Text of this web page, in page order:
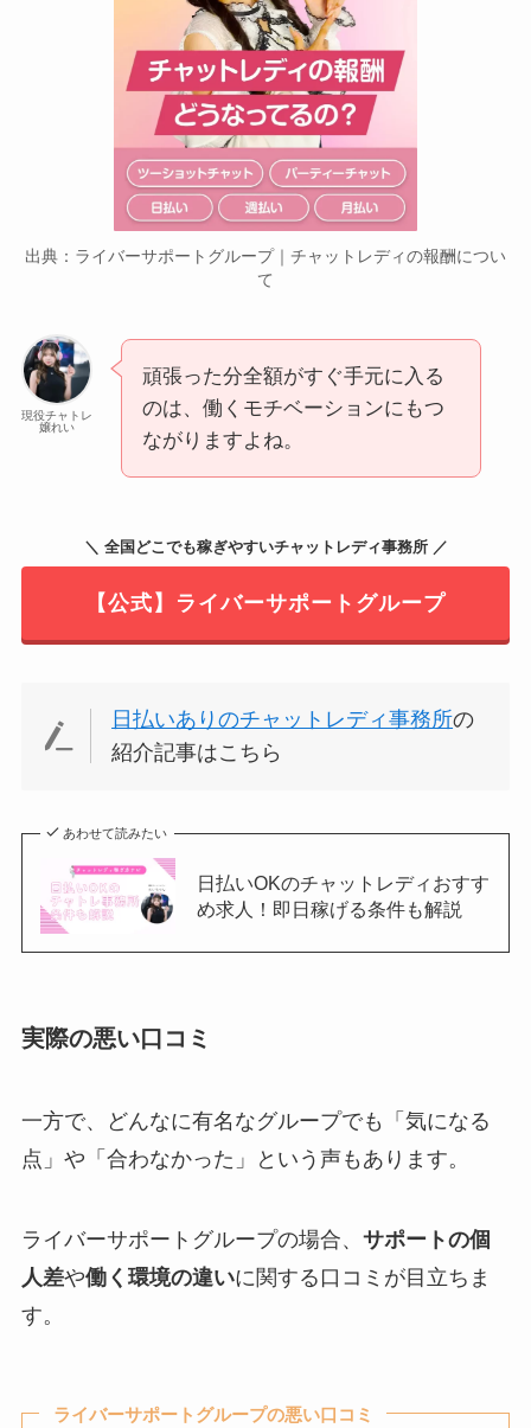
出典：ライバーサポートグループ｜チャットレディの報酬につい
て
現役チャトレ
嬢れい
頑張った分全額がすぐ手元に入る
のは、働くモチベーションにもつ
ながりますよね。
＼ 全国どこでも稼ぎやすいチャットレディ事務所 ／
【公式】ライバーサポートグループ
日払いありのチャットレディ事務所の
紹介記事はこちら
あわせて読みたい
日払いOKのチャットレディおすす
め求人！即日稼げる条件も解説
実際の悪い口コミ
一方で、どんなに有名なグループでも「気になる
点」や「合わなかった」という声もあります。
ライバーサポートグループの場合、 サポートの個
人差や働く環境の違いに関する口コミが目立ちま
す。
ライバーサポートグループの悪い口コミ